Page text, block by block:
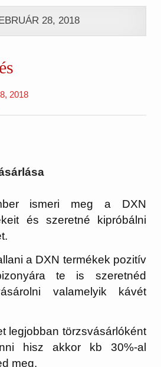
28, 2018
2018
ismeri meg a DXN
és szeretné kipróbálni
a DXN termékek pozitív
te is szeretnéd
valamelyik kávét
legjobban törzsvásárlóként
hisz akkor kb 30%-al
meg.